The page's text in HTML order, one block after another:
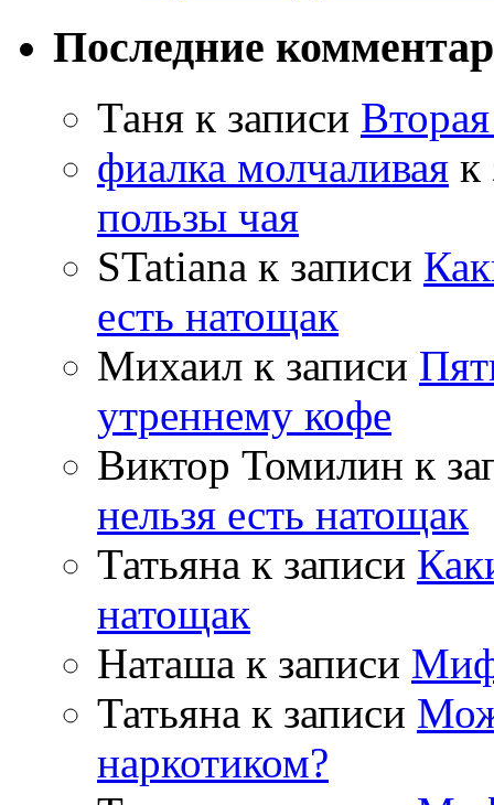
Последние
Таня к записи
фиалка молчаливая к
пользы чая
STatiana к записи
есть натощак
Михаил к записи
утреннему кофе
Виктор Томилин к
нельзя есть натощак
Татьяна к записи
натощак
Наташа к записи
Татьяна к записи
наркотиком?